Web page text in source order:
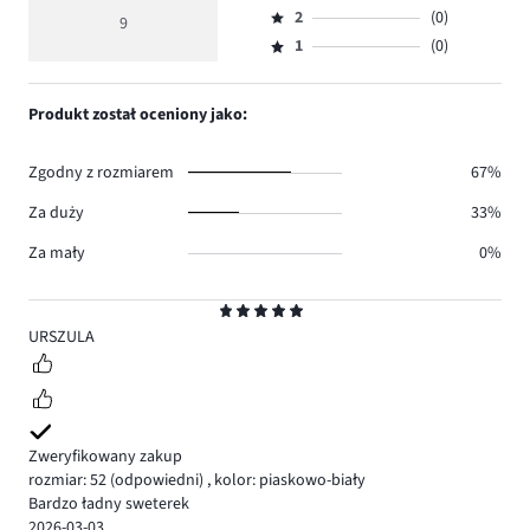
5
URSZULA
Zweryfikowany zakup
rozmiar: 52 (odpowiedni) , kolor: piaskowo-biały
Bardzo ładny sweterek
ocena
9
głosów
8.
ilość
głosów
3,
ilość
Ocena
2,
2
(0)
Ocena
1,
1 (0)
Produkt został oceniony jako:
Zgodny z rozmiarem
67%
Za duży
33%
Za mały
0%